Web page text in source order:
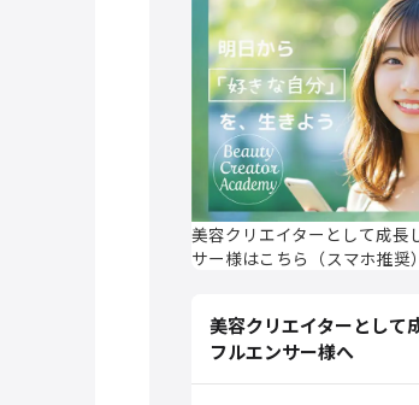
美容クリエイターとして成長
サー様はこちら（スマホ推奨）
美容クリエイターとして
フルエンサー様へ